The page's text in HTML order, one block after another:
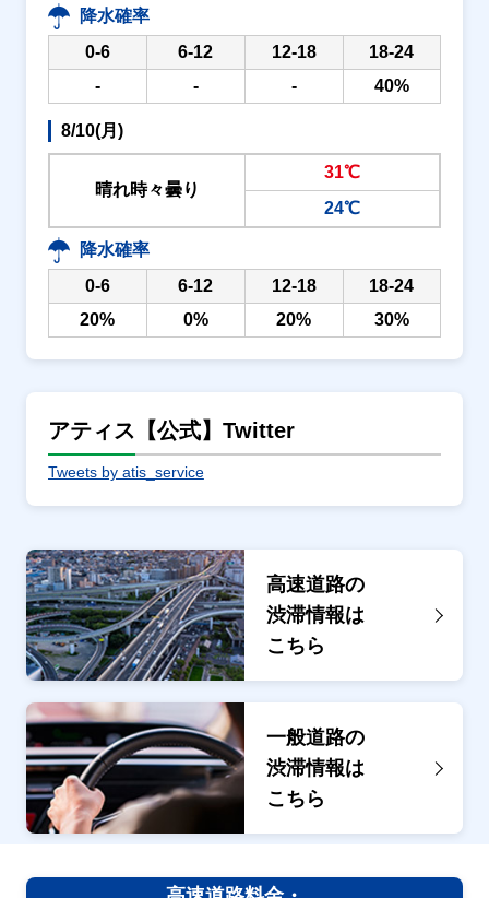
降水確率
0-6
6-12 12-18
18-24
-
- - 40%
8/10(月)
晴れ時々曇り
31℃
24℃
降水確率
0-6
6-12 12-18
18-24
20%
0% 20% 30%
アティス【公式】Twitter
Tweets by atis_service
高速道路の
渋滞情報は
こちら
一般道路の
渋滞情報は
こちら